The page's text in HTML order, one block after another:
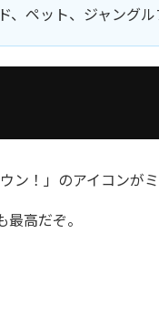
、ペット、ジャングル
ン！」のアイコンが
高だぞ。